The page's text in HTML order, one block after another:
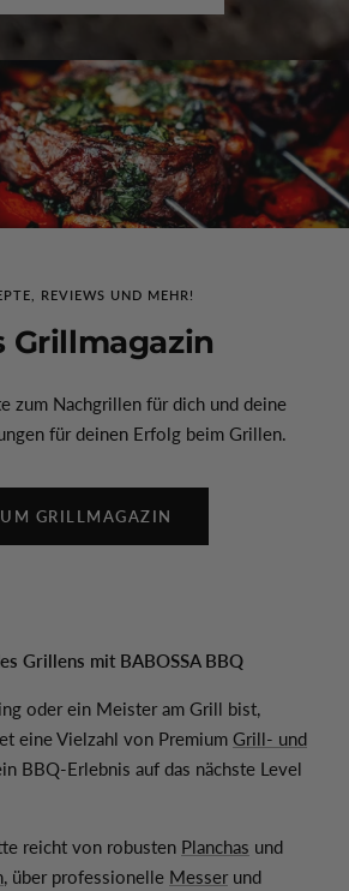
REVIEWS UND MEHR!
Grillmagazin
zum Nachgrillen für dich und deine
für deinen Erfolg beim Grillen.
GRILLMAGAZIN
Grillens mit BABOSSA BBQ
oder ein Meister am Grill bist,
eine Vielzahl von Premium Grill- und
BBQ-Erlebnis auf das nächste Level
reicht von robusten Planchas und
, über professionelle Messerund